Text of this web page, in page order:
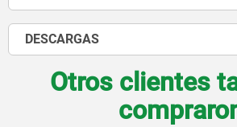
DESCARGAS
Otros clientes